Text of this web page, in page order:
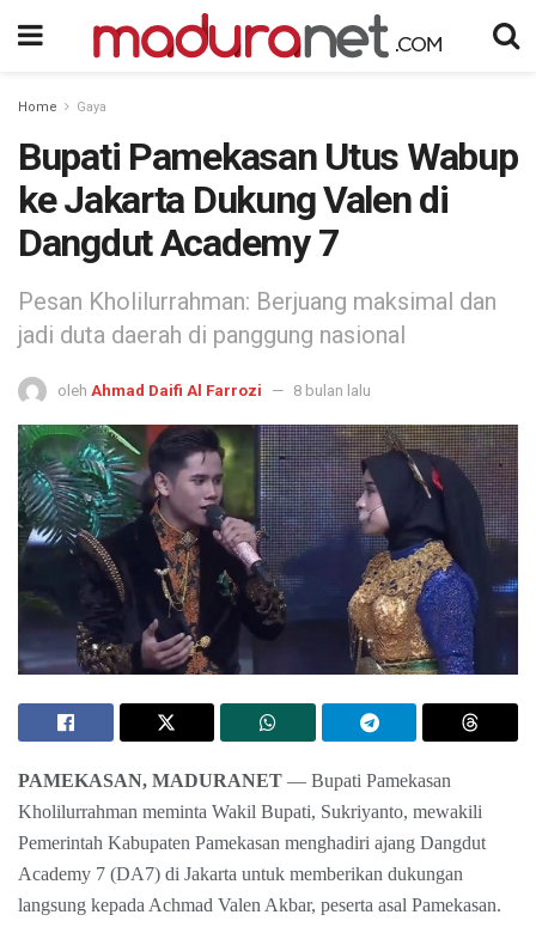
Home Gaya
Bupati Pamekasan Utus Wabup
ke Jakarta Dukung Valen di
Dangdut Academy 7
Pesan Kholilurrahman: Berjuang maksimal dan
jadi duta daerah di panggung nasional
oleh Ahmad Daifi Al Farrozi 8 bulan lalu
PAMEKASAN, MADURANET — Bupati Pamekasan
Kholilurrahman meminta Wakil Bupati, Sukriyanto, mewakili
Pemerintah Kabupaten Pamekasan menghadiri ajang Dangdut
Academy 7 (DA7) di Jakarta untuk memberikan dukungan
langsung kepada Achmad Valen Akbar, peserta asal Pamekasan.